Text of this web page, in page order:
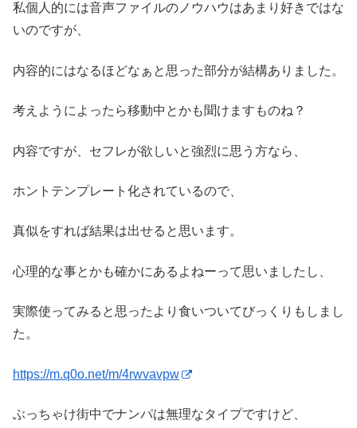
私個人的には音声ファイルのノウハウはあまり好きではな
いのですが、
内容的にはなるほどなぁと思った部分が結構ありました。
考えようによったら移動中とかも聞けますものね？
内容ですが、セフレが欲しいと強烈に思う方なら、
ホントテンプレート化されているので、
真似をすれば結果は出せると思います。
心理的な事とかも確かにあるよねーって思いましたし、
実際使ってみると思ったより食いついてびっくりもしまし
た。
https://m.q0o.net/m/4rwvavpw
ぶっちゃけ街中でナンパは無理なタイプですけど、